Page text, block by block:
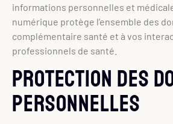
informations personnelles et
numérique protège l’ensemble des
complémentaire santé et à vos
professionnels de santé.
Protection des
personnelles